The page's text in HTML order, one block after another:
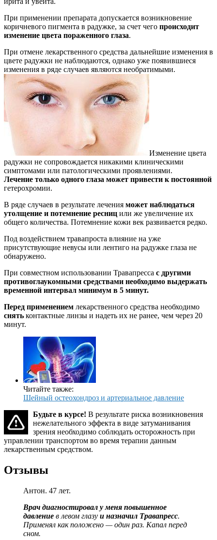
При применении препарата допускается возникновение
коричневого пигмента в радужке, за счет чего происходит
изменение цвета пораженного глаза.
При отмене лекарственного средства дальнейшие изменения в
цвете радужки не наблюдаются, однако уже появившиеся
изменения в ряде случаев являются необратимыми.
Изменение цвета
радужки не сопровождается никакими клиническими
симптомами или патологическими проявлениями.
Лечение только одного глаза может привести к постоянной
гетерохромии.
В ряде случаев в результате лечения может наблюдаться
утолщение и потемнение ресниц или же увеличение их
общего количества. Потемнение кожи век развивается редко.
Под воздействием травапроста влияние на уже
присутствующие невусы или лентиго на радужке глаза не
обнаружено.
При совместном использовании Травапресса с другими
противоглаукомными средствами необходимо выдержать
временной интервал минимум в 5 минут.
Перед применением лекарственного средства необходимо
снять контактные линзы и надеть их не ранее, чем через 20
минут.
Читайте также:
Шейный остеохондроз и артериальное давление
Будьте в курсе! В результате риска возникновения
нежелательного эффекта в виде затуманивания
зрения необходимо соблюдать осторожность при
управлении транспортом во время терапии данным
лекарственным средством.
Отзывы
Антон. 47 лет.
Врач диагностировал у меня повышенное
давление в левом глазу и назначил Травапресс.
Применял как положено — один раз. Капал перед
сном.